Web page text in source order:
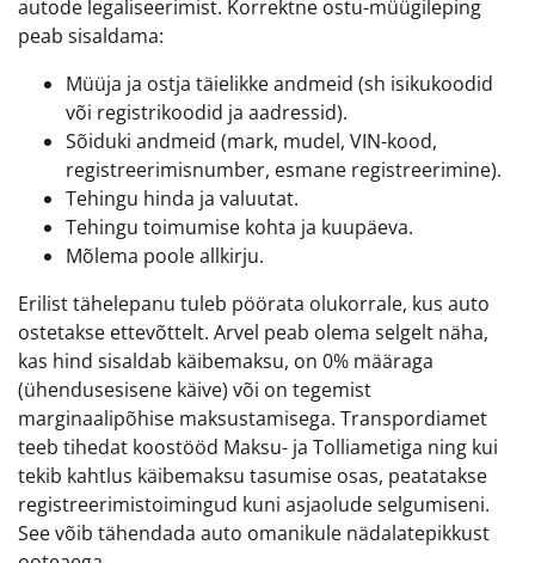
autode legaliseerimist. Korrektne ostu-müügileping
peab sisaldama:
Müüja ja ostja täielikke andmeid (sh isikukoodid
või registrikoodid ja aadressid).
Sõiduki andmeid (mark, mudel, VIN-kood,
registreerimisnumber, esmane registreerimine).
Tehingu hinda ja valuutat.
Tehingu toimumise kohta ja kuupäeva.
Mõlema poole allkirju.
Erilist tähelepanu tuleb pöörata olukorrale, kus auto
ostetakse ettevõttelt. Arvel peab olema selgelt näha,
kas hind sisaldab käibemaksu, on 0% määraga
(ühendusesisene käive) või on tegemist
marginaalipõhise maksustamisega. Transpordiamet
teeb tihedat koostööd Maksu- ja Tolliametiga ning kui
tekib kahtlus käibemaksu tasumise osas, peatatakse
registreerimistoimingud kuni asjaolude selgumiseni.
See võib tähendada auto omanikule nädalatepikkust